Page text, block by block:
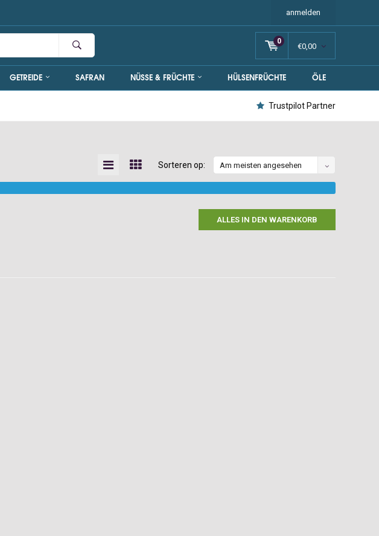
anmelden
0
€0,00
GETREIDE SAFRAN NÜSSE & FRÜCHTE HÜLSENFRÜCHTE ÖLE
Trustpilot Partner
Sorteren op: Am meisten angesehen
ALLES IN DEN WARENKORB